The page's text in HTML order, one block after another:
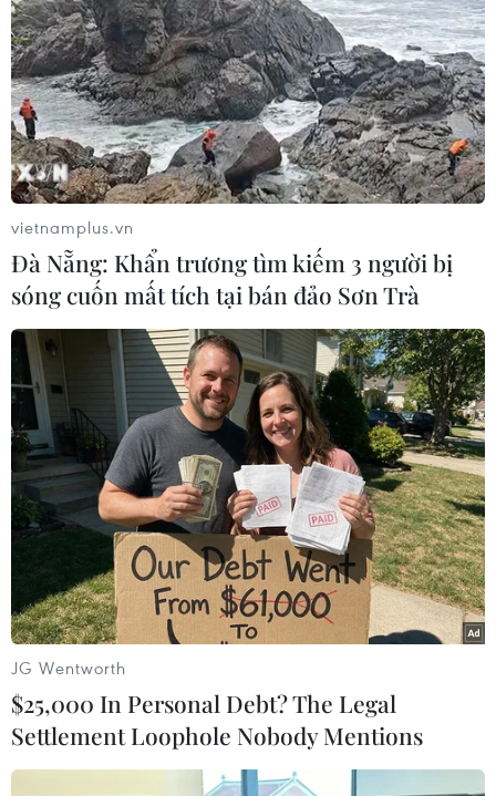
Ánh Viên: Em chỉ yêu bơi, chưa nghĩ về
chuyện tình cảm
11/06/2015 22:49
Chia sẻ với báo giới, Nguyễn Thị Ánh Viên khẳng định
mình chỉ muốn tập trung cho bơi lội chứ chưa nghĩ tới
các chuyện tình cảm khác vào lúc này.
vietnamplus.vn
Đà Nẵng: Khẩn trương tìm kiếm 3 người bị
sóng cuốn mất tích tại bán đảo Sơn Trà
JG Wentworth
$25,000 In Personal Debt? The Legal
Settlement Loophole Nobody Mentions